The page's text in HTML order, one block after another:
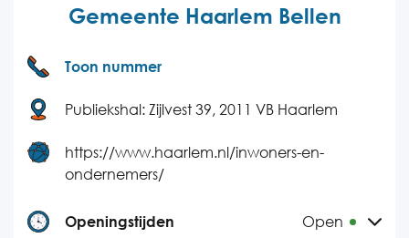
Gemeente Haarlem Bellen
Toon nummer
Publiekshal: Zijlvest 39, 2011 VB Haarlem
https://www.haarlem.nl/inwoners-en-
ondernemers/
Openingstijden Open